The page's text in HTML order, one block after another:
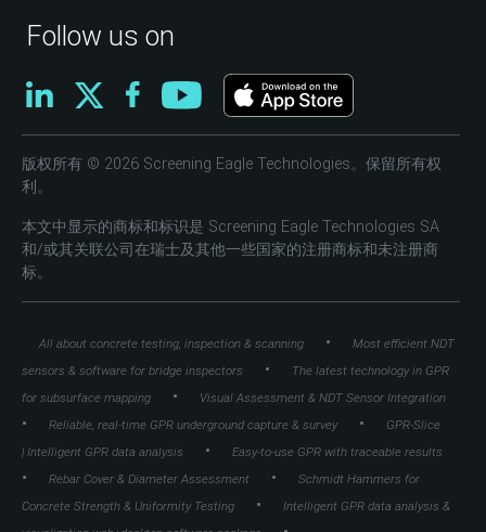
Follow us on
版权所有 © 2026 Screening Eagle Technologies。保留所有权
利。
本文中显示的商标和标识是 Screening Eagle Technologies SA
和/或其关联公司在瑞士及其他一些国家的注册商标和未注册商
标。
All about concrete testing, inspection & scanning •
Most efficient NDT
sensors & software for bridge inspectors
•
The latest technology in GPR
for subsurface mapping
• Visual Assessment & NDT Sensor Integration
• Reliable, real-time GPR underground capture & survey •
GPR-Slice
| Intelligent GPR data analysis
• Easy-to-use GPR with traceable results
• Rebar Cover & Diameter Assessment •
Schmidt Hammers for
Concrete Strength & Uniformity Testing
•
Intelligent GPR data analysis &